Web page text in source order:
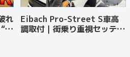
れ
ブ
Eibach Pro-Street S車高
調取付｜街乗り重視セッティ